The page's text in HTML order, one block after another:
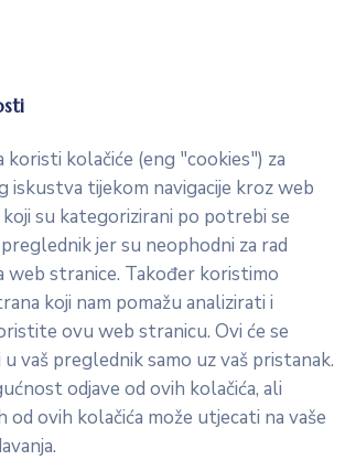
koristi kolačiće (eng "cookies") za
iskustva tijekom navigacije kroz web
su kategorizirani po potrebi se
jer su neophodni za rad
web stranice. Također koristimo
koji nam pomažu analizirati i
ovu web stranicu. Ovi će se
vaš preglednik samo uz vaš pristanak.
odjave od ovih kolačića, ali
od ovih kolačića može utjecati na vaše